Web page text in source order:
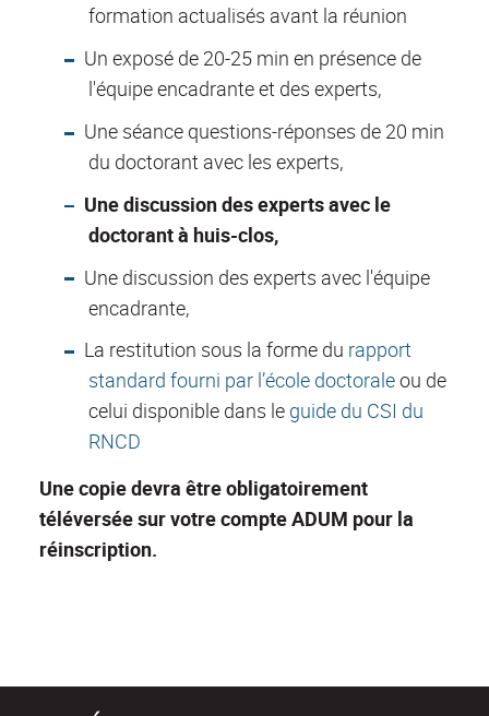
formation actualisés avant la réunion
Un exposé de 20-25 min en présence de
l'équipe encadrante et des experts,
Une séance questions-réponses de 20 min
du doctorant avec les experts,
Une discussion des experts avec le
doctorant à huis-clos,
Une discussion des experts avec l'équipe
encadrante,
La restitution sous la forme du rapport
standard fourni par l’école doctoraleou de
celui disponible dans le guide du CSI du
RNCD
Une copie devra être obligatoirement
téléversée sur votre compte ADUM pour la
réinscription.